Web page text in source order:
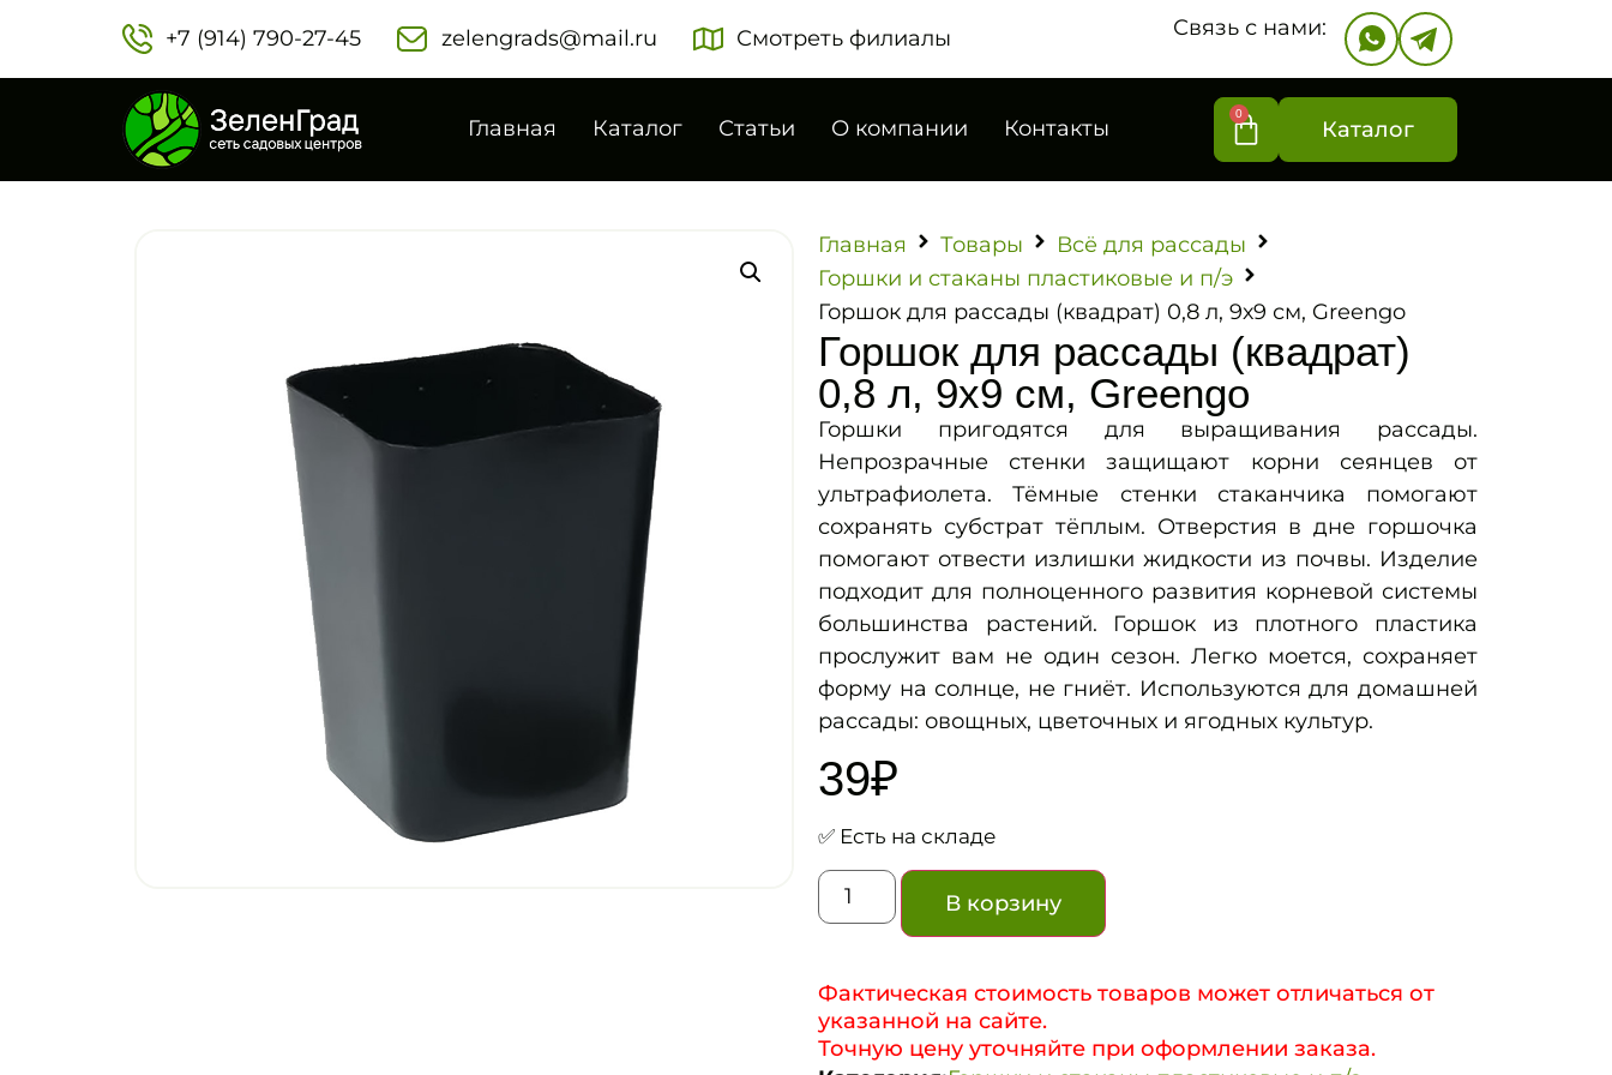
+7 (914) 790-27-45‬ zelengrads@mail.ru Смотреть филиалы Связь с нами:
Главная Каталог Статьи О компании Контакты
0
Каталог
Главная Товары
Всё для рассады
Горшки и стаканы пластиковые и п/э
Горшок для рассады (квадрат) 0,8 л, 9х9 см, Greengo
Горшок для рассады (квадрат)
0,8 л, 9х9 см, Greengo
Горшки пригодятся для выращивания рассады.
Непрозрачные стенки защищают корни сеянцев от
ультрафиолета. Тёмные стенки стаканчика помогают
сохранять субстрат тёплым. Отверстия в дне горшочка
помогают отвести излишки жидкости из почвы. Изделие
подходит для полноценного развития корневой системы
большинства растений. Горшок из плотного пластика
прослужит вам не один сезон. Легко моется, сохраняет
форму на солнце, не гниёт. Используются для домашней
рассады: овощных, цветочных и ягодных культур.
39₽
✅ Есть на складе
В корзину
Фактическая стоимость товаров может отличаться от
указанной на сайте.
Точную цену уточняйте при оформлении заказа.